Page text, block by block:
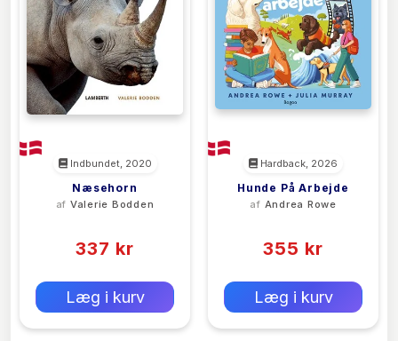
Indbundet, 2020
Næsehorn
af Valerie Bodden
337 kr
Læg i kurv
Hardback, 2026
Hunde På Arbejde
af Andrea Rowe
355 kr
Læg i kurv